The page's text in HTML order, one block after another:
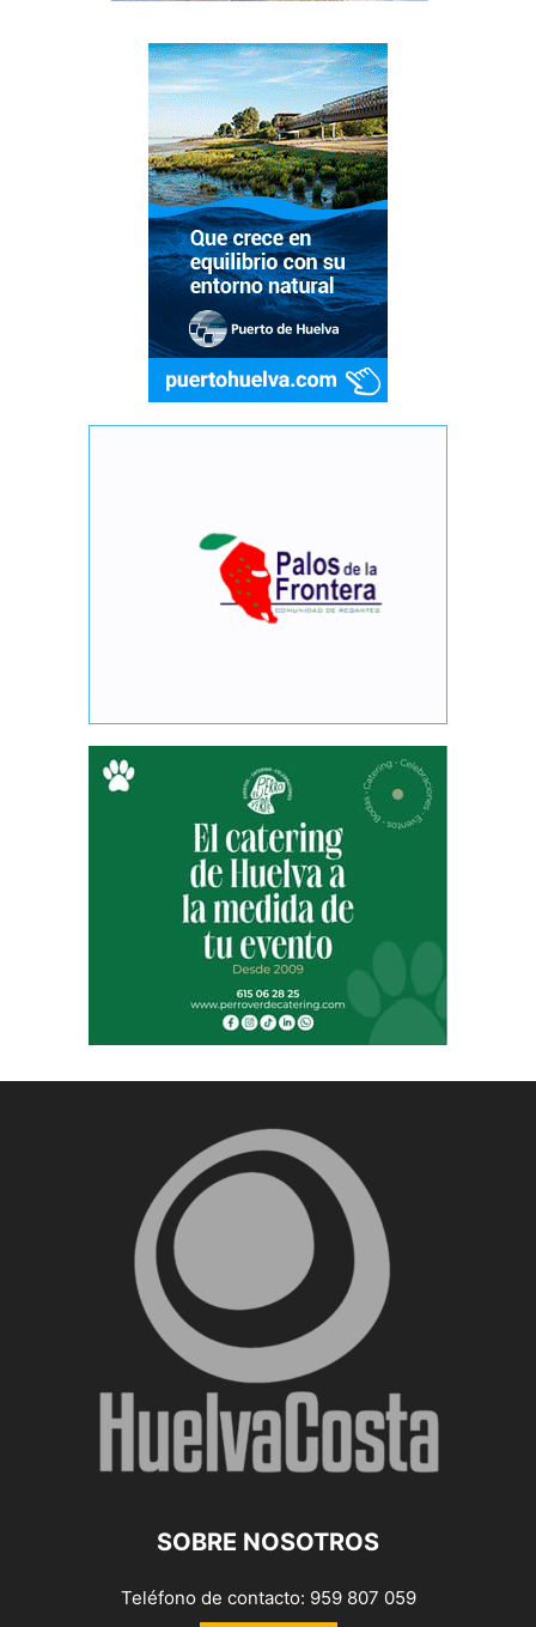
SOBRE NOSOTROS
Teléfono de contacto: 959 807 059